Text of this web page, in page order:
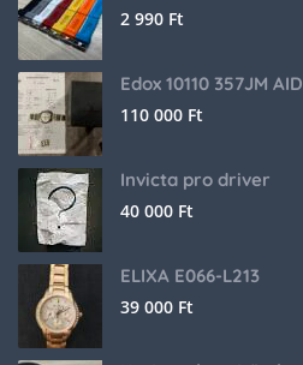
2 990 Ft
Edox 10110 357JM AID
110 000 Ft
Invicta pro driver
40 000 Ft
ELIXA E066-L213
39 000 Ft